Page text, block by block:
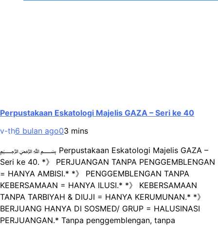
Perpustakaan Eskatologi Majelis GAZA – Seri ke 40
v-th6 bulan ago03 mins
﷽ Perpustakaan Eskatologi Majelis GAZA –
Seri ke 40. *》 PERJUANGAN TANPA PENGGEMBLENGAN
= HANYA AMBISI.* *》 PENGGEMBLENGAN TANPA
KEBERSAMAAN = HANYA ILUSI.* *》 KEBERSAMAAN
TANPA TARBIYAH & DIUJI = HANYA KERUMUNAN.* *》
BERJUANG HANYA DI SOSMED/ GRUP = HALUSINASI
PERJUANGAN.* Tanpa penggemblengan, tanpa